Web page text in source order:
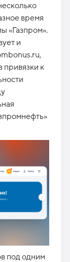
время
«Газпром».
и
привязки к
под одним